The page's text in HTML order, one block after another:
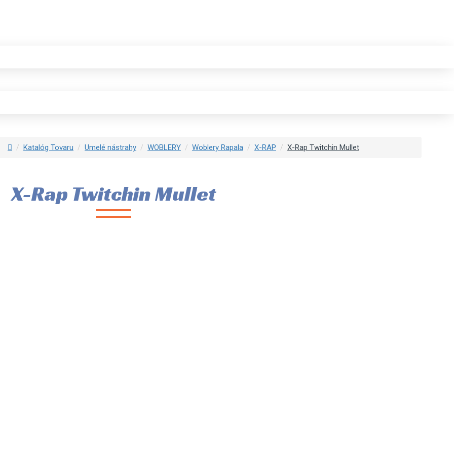
Katalóg Tovaru Umelé nástrahy WOBLERY Woblery Rapala X-RAP X-Rap Twitchin Mullet
X-Rap Twitchin Mullet